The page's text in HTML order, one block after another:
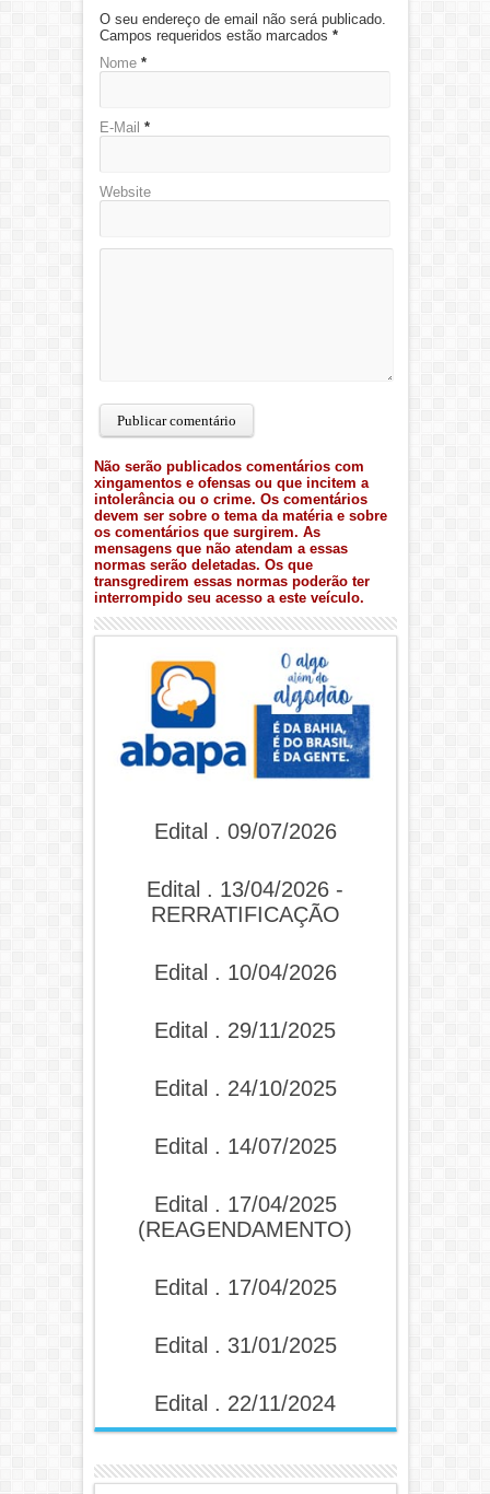
O seu endereço de email não será publicado.
Campos requeridos estão marcados *
Nome *
E-Mail *
Website
Não serão publicados comentários com
xingamentos e ofensas ou que incitem a
intolerância ou o crime. Os comentários
devem ser sobre o tema da matéria e sobre
os comentários que surgirem. As
mensagens que não atendam a essas
normas serão deletadas. Os que
transgredirem essas normas poderão ter
interrompido seu acesso a este veículo.
Edital . 09/07/2026
Edital . 13/04/2026 -
RERRATIFICAÇÃO
Edital . 10/04/2026
Edital . 29/11/2025
Edital . 24/10/2025
Edital . 14/07/2025
Edital . 17/04/2025
(REAGENDAMENTO)
Edital . 17/04/2025
Edital . 31/01/2025
Edital . 22/11/2024